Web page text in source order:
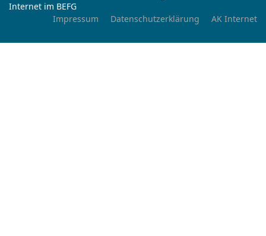
Internet im BEFG
Impressum
Datenschutzerklärung AK Internet